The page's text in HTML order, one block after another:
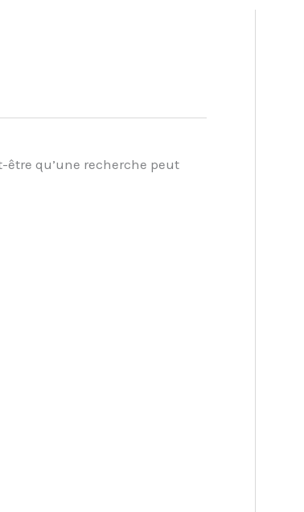
qu’une recherche peut